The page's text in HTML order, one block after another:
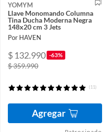
YOMYM
Llave Monomando Columna
Tina Ducha Moderna Negra
148x20 cm 3 Jets
Por HAVEN
$ 132.990 -63%
$ 359.990
(11)
Agregar